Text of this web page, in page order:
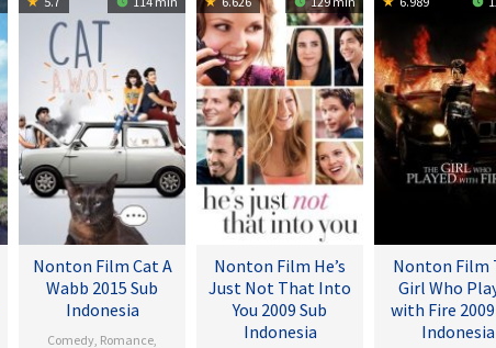
Nonton Film Cat A
Wabb 2015 Sub
Indonesia
Comedy Romance
Nonton Film He’s
Just Not That Into
You 2009 Sub
Indonesia
Nonton Film
Girl Who
with Fire
Indonesia